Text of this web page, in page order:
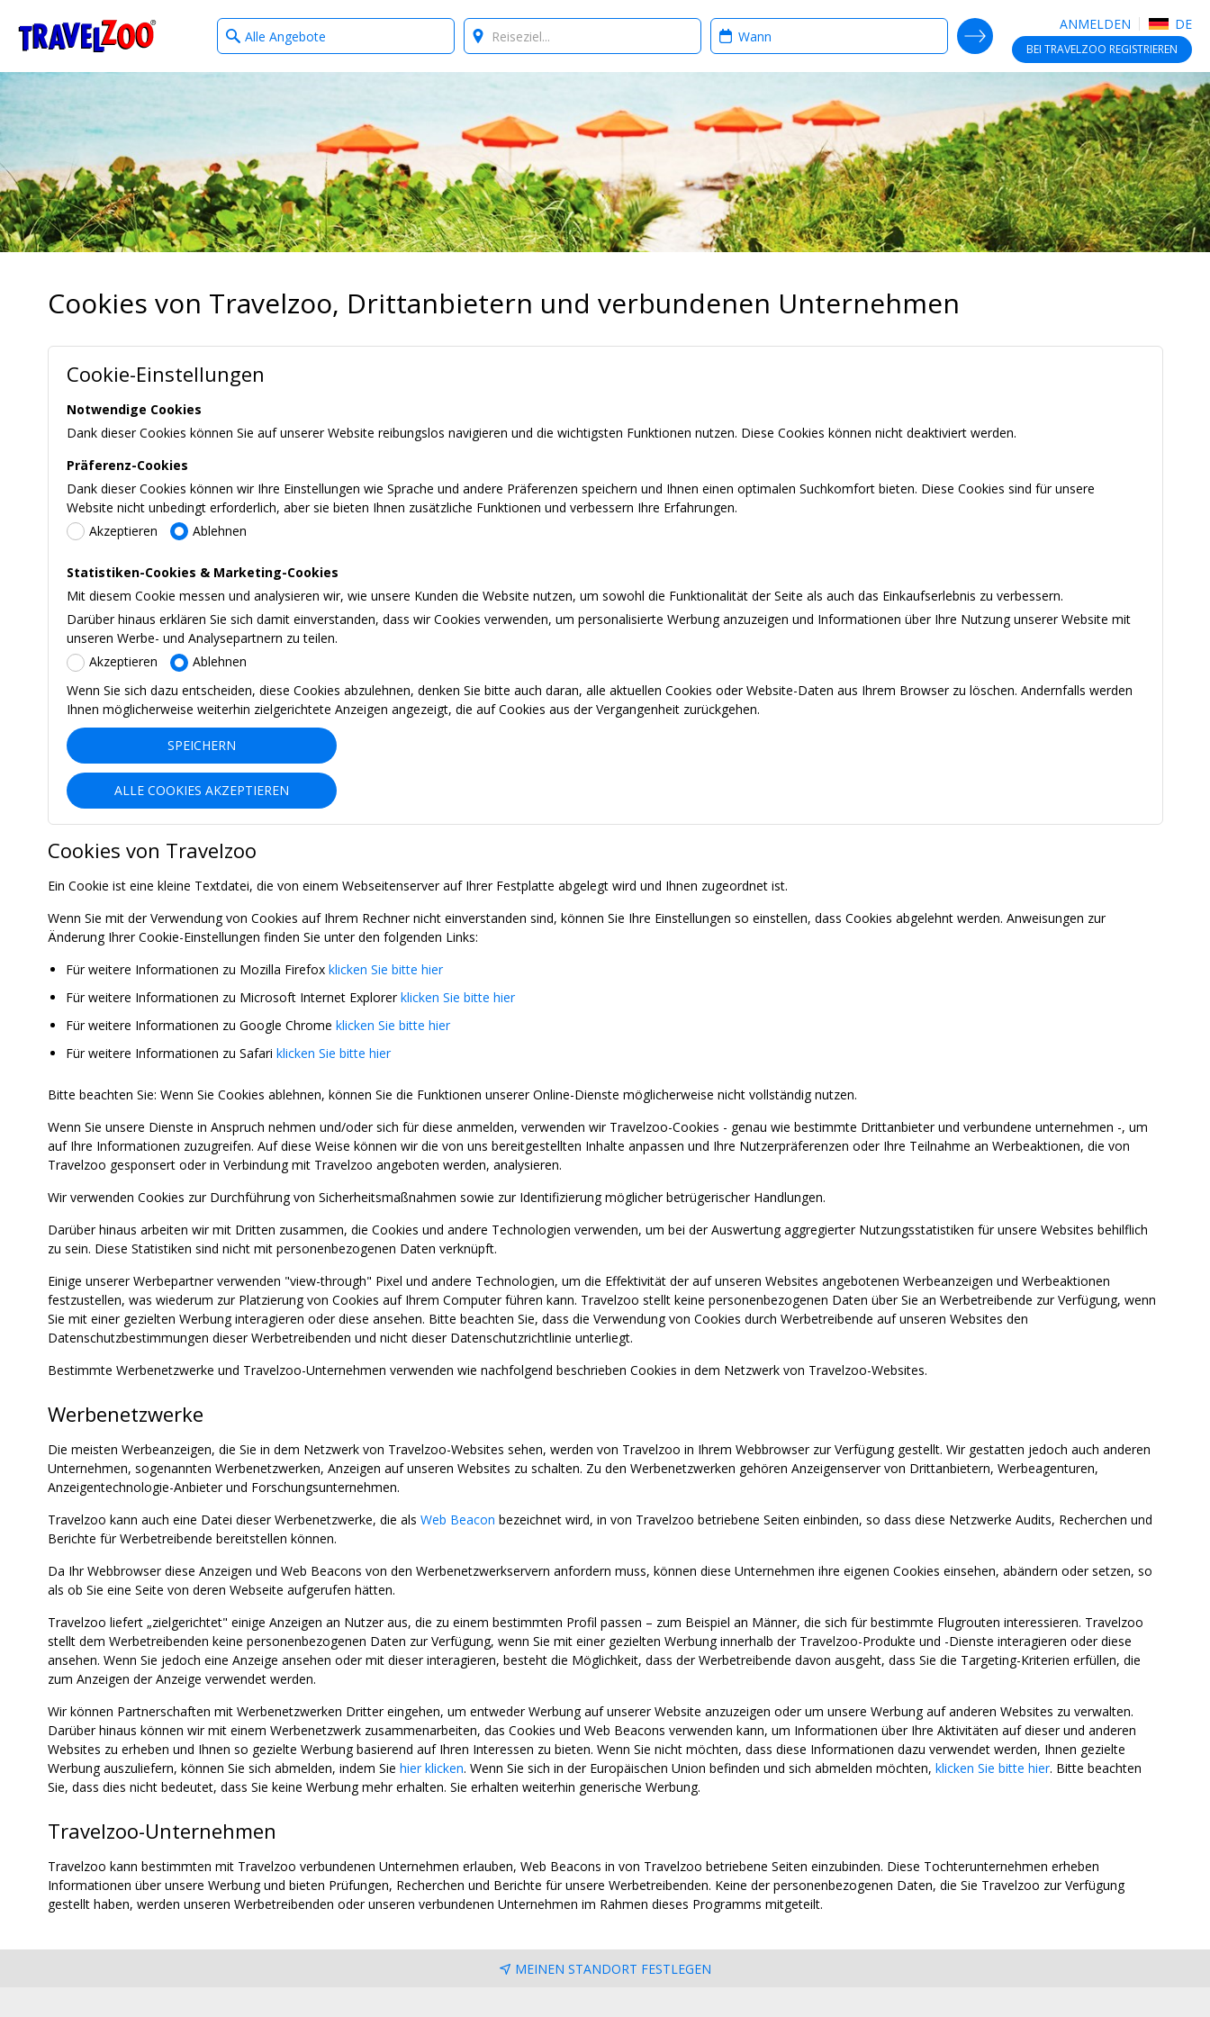
Travelzoo ANMELDEN DE
BEI TRAVELZOO REGISTRIEREN
What
type
Where? When?
SEARCH DEALS
Cookies von Travelzoo, Drittanbietern und verbundenen Unternehmen
Cookie-Einstellungen
Notwendige Cookies
Dank dieser Cookies können Sie auf unserer Website reibungslos navigieren und die wichtigsten Funktionen nutzen. Diese Cookies können nicht deaktiviert werden.
Präferenz-Cookies
Dank dieser Cookies können wir Ihre Einstellungen wie Sprache und andere Präferenzen speichern und Ihnen einen optimalen Suchkomfort bieten. Diese Cookies sind für unsere
Website nicht unbedingt erforderlich, aber sie bieten Ihnen zusätzliche Funktionen und verbessern Ihre Erfahrungen.
Akzeptieren
Ablehnen
Statistiken-Cookies & Marketing-Cookies
Mit diesem Cookie messen und analysieren wir, wie unsere Kunden die Website nutzen, um sowohl die Funktionalität der Seite als auch das Einkaufserlebnis zu verbessern.
Darüber hinaus erklären Sie sich damit einverstanden, dass wir Cookies verwenden, um personalisierte Werbung anzuzeigen und Informationen über Ihre Nutzung unserer Website mit
unseren Werbe- und Analysepartnern zu teilen.
Akzeptieren
Ablehnen
Wenn Sie sich dazu entscheiden, diese Cookies abzulehnen, denken Sie bitte auch daran, alle aktuellen Cookies oder Website-Daten aus Ihrem Browser zu löschen. Andernfalls werden
Ihnen möglicherweise weiterhin zielgerichtete Anzeigen angezeigt, die auf Cookies aus der Vergangenheit zurückgehen.
SPEICHERN
ALLE COOKIES AKZEPTIEREN
Cookies von Travelzoo
Ein Cookie ist eine kleine Textdatei, die von einem Webseitenserver auf Ihrer Festplatte abgelegt wird und Ihnen zugeordnet ist.
Wenn Sie mit der Verwendung von Cookies auf Ihrem Rechner nicht einverstanden sind, können Sie Ihre Einstellungen so einstellen, dass Cookies abgelehnt werden. Anweisungen zur
Änderung Ihrer Cookie-Einstellungen finden Sie unter den folgenden Links:
Für weitere Informationen zu Mozilla Firefox klicken Sie bitte hier
Für weitere Informationen zu Microsoft Internet Explorerklicken Sie bitte hier
Für weitere Informationen zu Google Chrome klicken Sie bitte hier
Für weitere Informationen zu Safari klicken Sie bitte hier
Bitte beachten Sie: Wenn Sie Cookies ablehnen, können Sie die Funktionen unserer Online-Dienste möglicherweise nicht vollständig nutzen.
Wenn Sie unsere Dienste in Anspruch nehmen und/oder sich für diese anmelden, verwenden wir Travelzoo-Cookies - genau wie bestimmte Drittanbieter und verbundene unternehmen -, um
auf Ihre Informationen zuzugreifen. Auf diese Weise können wir die von uns bereitgestellten Inhalte anpassen und Ihre Nutzerpräferenzen oder Ihre Teilnahme an Werbeaktionen, die von
Travelzoo gesponsert oder in Verbindung mit Travelzoo angeboten werden, analysieren.
Wir verwenden Cookies zur Durchführung von Sicherheitsmaßnahmen sowie zur Identifizierung möglicher betrügerischer Handlungen.
Darüber hinaus arbeiten wir mit Dritten zusammen, die Cookies und andere Technologien verwenden, um bei der Auswertung aggregierter Nutzungsstatistiken für unsere Websites behilflich
zu sein. Diese Statistiken sind nicht mit personenbezogenen Daten verknüpft.
Einige unserer Werbepartner verwenden "view-through" Pixel und andere Technologien, um die Effektivität der auf unseren Websites angebotenen Werbeanzeigen und Werbeaktionen
festzustellen, was wiederum zur Platzierung von Cookies auf Ihrem Computer führen kann. Travelzoo stellt keine personenbezogenen Daten über Sie an Werbetreibende zur Verfügung, wenn
Sie mit einer gezielten Werbung interagieren oder diese ansehen. Bitte beachten Sie, dass die Verwendung von Cookies durch Werbetreibende auf unseren Websites den
Datenschutzbestimmungen dieser Werbetreibenden und nicht dieser Datenschutzrichtlinie unterliegt.
Bestimmte Werbenetzwerke und Travelzoo-Unternehmen verwenden wie nachfolgend beschrieben Cookies in dem Netzwerk von Travelzoo-Websites.
Werbenetzwerke
Die meisten Werbeanzeigen, die Sie in dem Netzwerk von Travelzoo-Websites sehen, werden von Travelzoo in Ihrem Webbrowser zur Verfügung gestellt. Wir gestatten jedoch auch anderen
Unternehmen, sogenannten Werbenetzwerken, Anzeigen auf unseren Websites zu schalten. Zu den Werbenetzwerken gehören Anzeigenserver von Drittanbietern, Werbeagenturen,
Anzeigentechnologie-Anbieter und Forschungsunternehmen.
Travelzoo kann auch eine Datei dieser Werbenetzwerke, die als Web Beacon bezeichnet wird, in von Travelzoo betriebene Seiten einbinden, so dass diese Netzwerke Audits, Recherchen und
Berichte für Werbetreibende bereitstellen können.
Da Ihr Webbrowser diese Anzeigen und Web Beacons von den Werbenetzwerkservern anfordern muss, können diese Unternehmen ihre eigenen Cookies einsehen, abändern oder setzen, so
als ob Sie eine Seite von deren Webseite aufgerufen hätten.
Travelzoo liefert „zielgerichtet" einige Anzeigen an Nutzer aus, die zu einem bestimmten Profil passen – zum Beispiel an Männer, die sich für bestimmte Flugrouten interessieren. Travelzoo
stellt dem Werbetreibenden keine personenbezogenen Daten zur Verfügung, wenn Sie mit einer gezielten Werbung innerhalb der Travelzoo-Produkte und -Dienste interagieren oder diese
ansehen. Wenn Sie jedoch eine Anzeige ansehen oder mit dieser interagieren, besteht die Möglichkeit, dass der Werbetreibende davon ausgeht, dass Sie die Targeting-Kriterien erfüllen, die
zum Anzeigen der Anzeige verwendet werden.
Wir können Partnerschaften mit Werbenetzwerken Dritter eingehen, um entweder Werbung auf unserer Website anzuzeigen oder um unsere Werbung auf anderen Websites zu verwalten.
Darüber hinaus können wir mit einem Werbenetzwerk zusammenarbeiten, das Cookies und Web Beacons verwenden kann, um Informationen über Ihre Aktivitäten auf dieser und anderen
Websites zu erheben und Ihnen so gezielte Werbung basierend auf Ihren Interessen zu bieten. Wenn Sie nicht möchten, dass diese Informationen dazu verwendet werden, Ihnen gezielte
Werbung auszuliefern, können Sie sich abmelden, indem Sie hier klicken. Wenn Sie sich in der Europäischen Union befinden und sich abmelden möchten, klicken Sie bitte hier. Bitte beachten
Sie, dass dies nicht bedeutet, dass Sie keine Werbung mehr erhalten. Sie erhalten weiterhin generische Werbung.
Travelzoo-Unternehmen
Travelzoo kann bestimmten mit Travelzoo verbundenen Unternehmen erlauben, Web Beacons in von Travelzoo betriebene Seiten einzubinden. Diese Tochterunternehmen erheben
Informationen über unsere Werbung und bieten Prüfungen, Recherchen und Berichte für unsere Werbetreibenden. Keine der personenbezogenen Daten, die Sie Travelzoo zur Verfügung
gestellt haben, werden unseren Werbetreibenden oder unseren verbundenen Unternehmen im Rahmen dieses Programms mitgeteilt.
MEINEN STANDORT FESTLEGEN